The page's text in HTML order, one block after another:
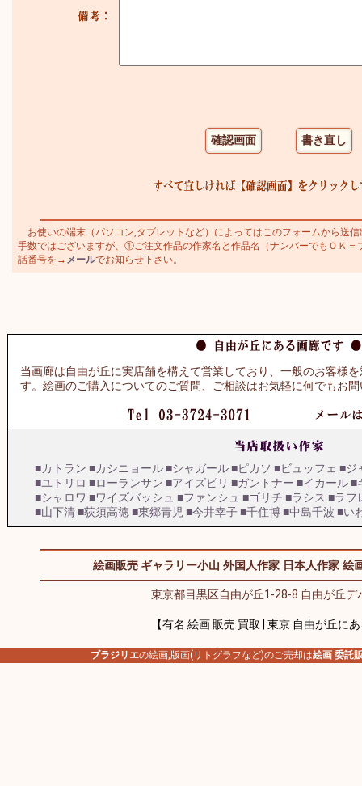
お使いの端末（パソコン,タブレットなど）によってはこのフォームから送
手数ではございますが、①ご注文作品の作家名と作品名（ナンバーでもＯＫ
話番号を→ メールでお知らせ下さい。
当画廊は自由が丘に実店舗を構えて営業しており、一般のお客様
す。絵画のご購入についてのご質問、ご相談はお気軽に何でもお
■カトラン ■カシニョール■シャガール■ピカソ ■ビュッフェ ■ジ
■ユトリロ ■ローランサン ■アイズピリ ■ガントナー ■イカール■
■シャロワ ■ワイズバッシュ ■ファンシュ ■ゴリチ ■ラシス ■ラフ
■山下清■荻須高徳■東郷青児 ■今井幸子■千住博■中島千波 ■い
絵画販売 ギャラリー小山 外国人作家 日本人作家 絵
東京都目黒区自由が丘1-28-8 自由が丘デ
【有名 絵画 販売 買取 | 東京 自由が丘に
ブラジリエの絵画,版画(リトグラフなど)のご売却は絵画 委託